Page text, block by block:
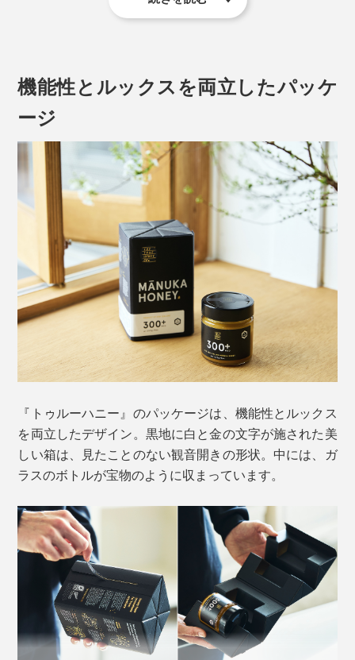
以下の通りです。
［マヌカハニーMGO300+ UMF11+］
マヌカハニー初心者や、毎日の健康管理に
［マヌカハニーMGO500+ UMF15+］
感染症が流行する季節や、ワンランク上の健康管理
［マヌカハニーMGO850+ UMF20+］
高活性品質。健康や美容にしっかり取り組みたい方
に
［マヌカハニーMGO1000+ UMF22+］
希少な最高級グレード。体質改善をしたい方に
［マヌカハニーMGO1250+ UMF26+］
超高活性・究極に贅沢な世界屈指のウルトラプレミ
アム
携帯に便利なのど飴タイプ。通勤通学や、外出先で
不快を感じたときに
普段は「MGO300+」、体調を崩し気味の時は
「MGO500+」または「MGO850+」、いざというときは
「MGO1000+」または「MGO1250+」、外出先では
喉に不安を感じる時は、喉の奥を広げるようにして、ゆ
っくりと口に含み、マヌカハニーを行き渡らせます。
味や香りが苦手な場合は、白湯や紅茶などに入れたり、
シリアルやヨーグルトに混ぜてもOK。
気口の掃除」に例える研究者もいるほど。日本では、法
律上、医薬的な表記は認められていませんが、その健康
効果が数多く実証されています（※）。
「第10回 マヌカハニーの効果①＜抗菌作用＞ 」
携帯に便利な「ロゼンジ（のど飴）」は、通勤通学時や
外出先でのお守りに。千歳飴に似た素朴な味わい、後に
残らないサラッとした自然甘みで、苦味はほんのり感じ
る程度。
その根底にあるのは、「マヌカの森」と「ミツバチ」へ
の畏敬の念。
熟練の養蜂家によって、ミツバチの健康と巣箱をケア、
採蜜はミツバチのストレスを最小限に抑えて慎重に。養
蜂家1人に対するミツバチの数を少なくすることで、手
厚く世話をする体制を整えています。
そして、害虫や病気から守られたミツバチが、「マヌカ
の森」を循環させ、生態系の持続性を高めることに貢
献。ミツバチが授粉を媒介することで、森を育てていま
機能性とルックスを両立したパッケ
ージ
『トゥルーハニー』のパッケージは、機能性とルックス
を両立したデザイン。黒地に白と金の文字が施された美
しい箱は、見たことのない観音開きの形状。中には、ガ
ラスのボトルが宝物のように収まっています。